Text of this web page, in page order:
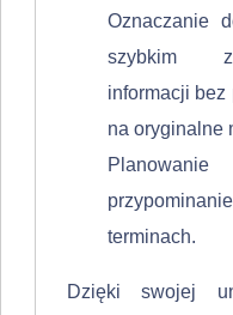
Oznaczanie
szybkim
informacji bez
na oryginalne
terminach.
Dzięki swojej